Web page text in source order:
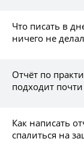
Что писать в
ничего не делал
Отчёт по
подходит
Как написать
спалиться на